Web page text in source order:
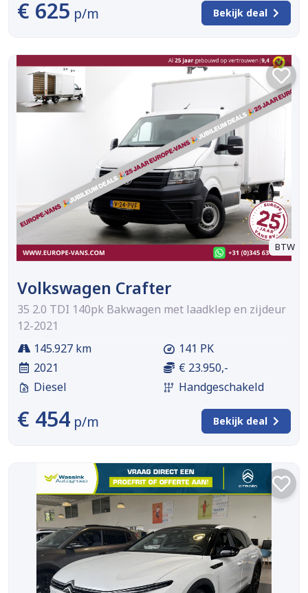
€ 625 p/m Bekijk deal
BTW
Volkswagen Crafter
35 2.0 TDI 140pk Bakwagen met laadklep en zijdeur
12-2021
145.927 km
2021
Diesel
141 PK
€ 23.950,-
Handgeschakeld
€ 454 p/m Bekijk deal